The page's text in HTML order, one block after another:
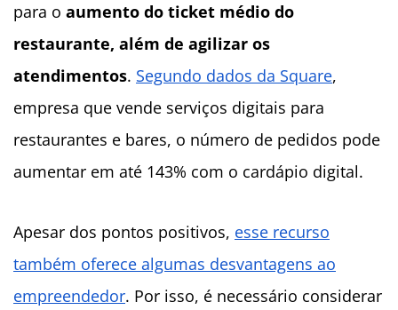
para o aumento do ticket médio do
restaurante, além de agilizar os
atendimentos. Segundo dados da Square,
empresa que vende serviços digitais para
restaurantes e bares, o número de pedidos pode
aumentar em até 143% com o cardápio digital.
Apesar dos pontos positivos, esse recurso
também oferece algumas desvantagens ao
empreendedor. Por isso, é necessário considerar